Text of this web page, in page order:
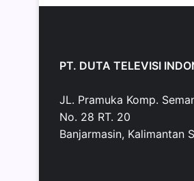
PT. DUTA TELEVISI
JL. Pramuka Komp.
No. 28 RT. 20
Banjarmasin, Kalimantan